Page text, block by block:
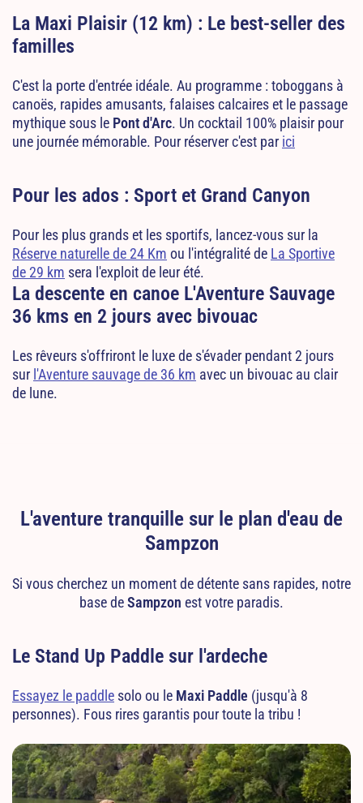
La Maxi Plaisir (12 km) : Le best-seller des
familles
C'est la porte d'entrée idéale. Au programme : toboggans à
canoës, rapides amusants, falaises calcaires et le passage
mythique sous le Pont d'Arc. Un cocktail 100% plaisir pour
une journée mémorable. Pour réserver c'est par ici
Pour les ados : Sport et Grand Canyon
Pour les plus grands et les sportifs, lancez-vous sur la
Réserve naturelle de 24 Km ou l'intégralité de La Sportive
de 29 km sera l'exploit de leur été.
La descente en canoe L'Aventure Sauvage
36 kms en 2 jours avec bivouac
Les rêveurs s'offriront le luxe de s'évader pendant 2 jours
sur l'Aventure sauvage de 36 km avec un bivouac au clair
de lune.
L'aventure tranquille sur le plan d'eau de
Sampzon
Si vous cherchez un moment de détente sans rapides, notre
base de Sampzon est votre paradis.
Le Stand Up Paddle sur l'ardeche
Essayez le paddle solo ou le Maxi Paddle (jusqu'à 8
personnes). Fous rires garantis pour toute la tribu !